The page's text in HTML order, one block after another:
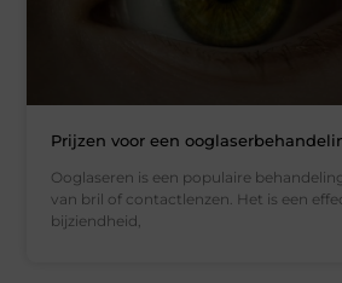
Prijzen voor een
Ooglaseren is een populaire
van bril of contactlenzen. Het is een
bijziendheid,